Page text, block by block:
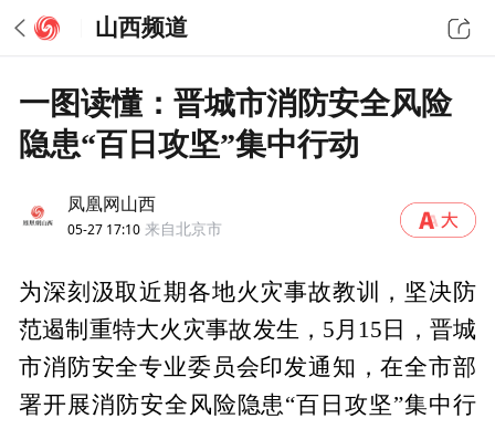
山西频道
一图读懂：晋城市消防安全风险
隐患“百日攻坚”集中行动
凤凰网山西
05-27 17:10 来自北京市
为深刻汲取近期各地火灾事故教训，坚决防
范遏制重特大火灾事故发生，5月15日，晋城
市消防安全专业委员会印发通知，在全市部
署开展消防安全风险隐患“百日攻坚”集中行